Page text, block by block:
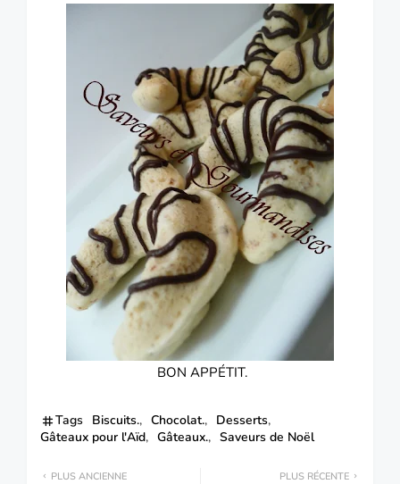
BON APPÉTIT.
Tags Biscuits. Chocolat.
Desserts
Gâteaux pour l'Aïd
Gâteaux. Saveurs de Noël
PLUS RÉCENTE
PLUS ANCIENNE